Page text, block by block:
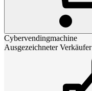
Cybervendingmachine
Ausgezeichneter Verkäufer